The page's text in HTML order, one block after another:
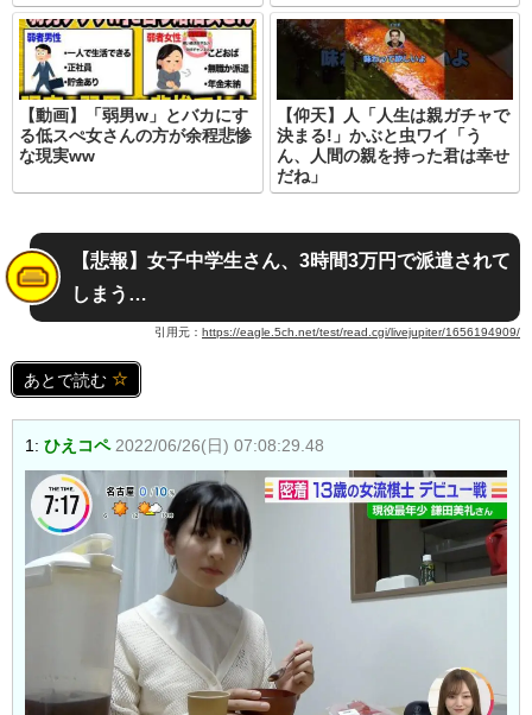
【動画】「弱男w」とバカにす
る低スぺ女さんの方が余程悲惨
な現実ww
【仰天】人「人生は親ガチャで
決まる!」かぶと虫ワイ「う
ん、人間の親を持った君は幸せ
だね」
【悲報】女子中学生さん、3時間3万円で派遣されて
しまう…
引用元： https://eagle.5ch.net/test/read.cgi/livejupiter/1656194909/
あとで読む
1: ひえコペ 2022/06/26(日) 07:08:29.48